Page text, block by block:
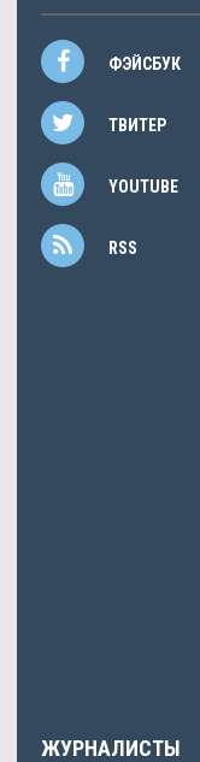
ФЭЙСБУК
ТВИТЕР
YOUTUBE
RSS
ЖУРНАЛИСТЫ